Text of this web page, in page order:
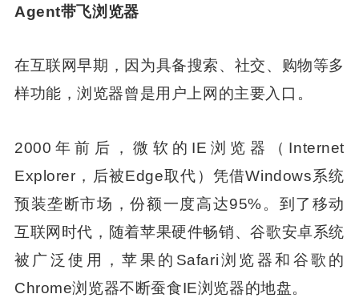
Agent带飞浏览器
在互联网早期，因为具备搜索、社交、购物等多
样功能，浏览器曾是用户上网的主要入口。
2000年前后，微软的IE浏览器（Internet
Explorer，后被Edge取代）凭借Windows系统
预装垄断市场，份额一度高达95%。到了移动
互联网时代，随着苹果硬件畅销、谷歌安卓系统
被广泛使用，苹果的Safari浏览器和谷歌的
Chrome浏览器不断蚕食IE浏览器的地盘。